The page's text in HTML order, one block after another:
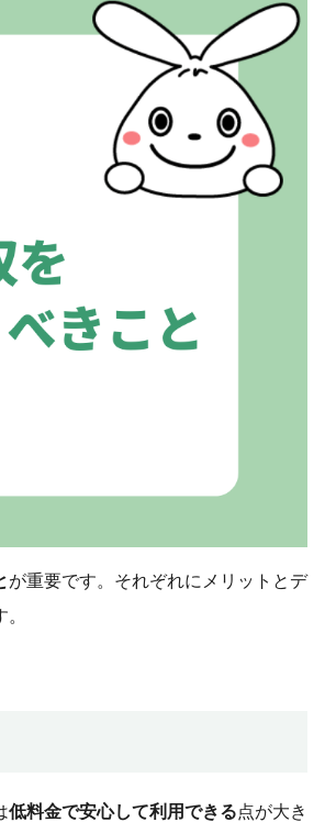
が重要です。それぞれにメリットとデ
低料金で安心して利用できる点が大き